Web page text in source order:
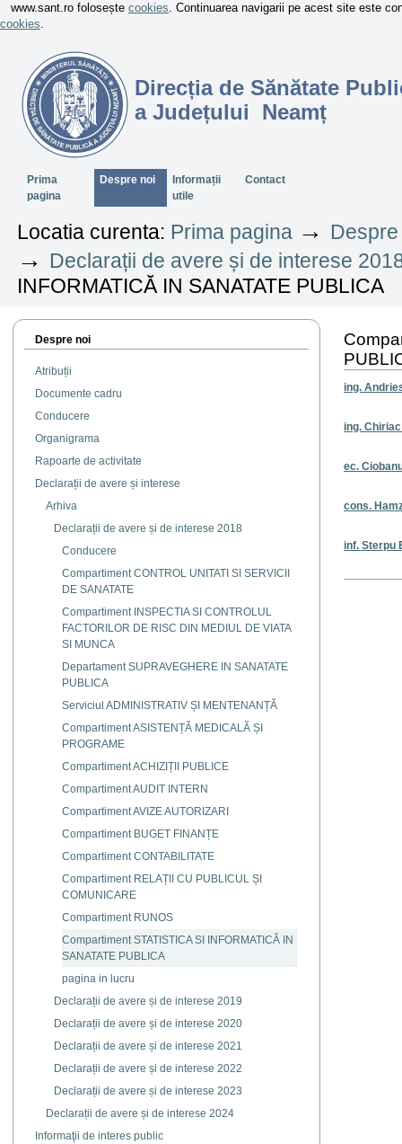
www.sant.ro folosește cookies. Continuarea navigarii pe acest site este
cookies.
Direcția de Sănătate
a Județului Neamț
SectiuniPrima
pagina
Despre noi
Informații
utile
Contact
Locatia curenta: Prima pagina →
→ Declarații de avere și de interese
INFORMATICĂ IN SANATATE PUBLICA
Despre noi
Atribuții
Documente cadru
Conducere
Organigrama
Rapoarte de activitate
Declarații de avere și interese
Arhiva
Declarații de avere și de interese 2018
Conducere
Compartiment CONTROL UNITATI SI SERVICII
DE SANATATE
Compartiment INSPECTIA SI CONTROLUL
FACTORILOR DE RISC DIN MEDIUL DE VIATA
SI MUNCA
Departament SUPRAVEGHERE IN SANATATE
PUBLICA
Serviciul ADMINISTRATIV ȘI MENTENANȚĂ
Compartiment ASISTENȚĂ MEDICALĂ ȘI
PROGRAME
Compartiment ACHIZIȚII PUBLICE
Compartiment AUDIT INTERN
Compartiment AVIZE AUTORIZARI
Compartiment BUGET FINANȚE
Compartiment CONTABILITATE
Compartiment RELAȚII CU PUBLICUL ȘI
COMUNICARE
Compartiment RUNOS
Compartiment STATISTICA SI INFORMATICĂ IN
SANATATE PUBLICA
pagina in lucru
Declarații de avere și de interese 2019
Declarații de avere și de interese 2020
Declarații de avere și de interese 2021
Declarații de avere și de interese 2022
Declarații de avere și de interese 2023
Declarații de avere și de interese 2024
Informaţii de interes public
ing.
ing.
ec.
cons.
inf. Sterpu